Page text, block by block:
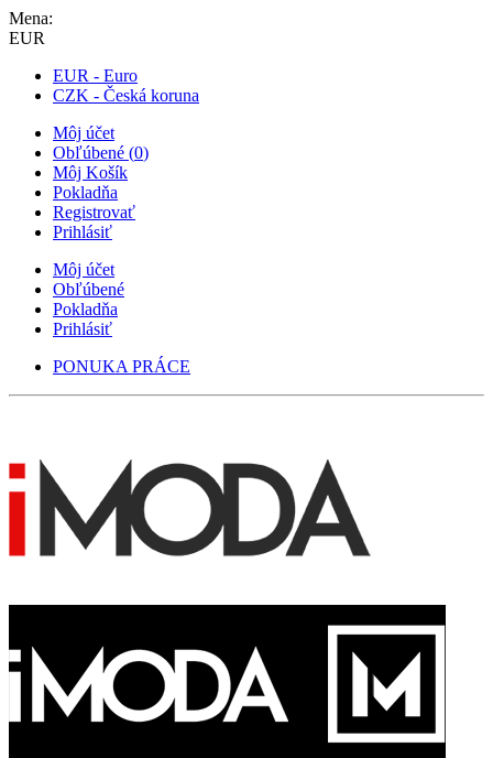
Mena:
EUR
EUR - Euro
CZK - Česká koruna
Môj účet
Obľúbené (0)
Môj Košík
Pokladňa
Registrovať
Prihlásiť
Môj účet
Obľúbené
Pokladňa
Prihlásiť
PONUKA PRÁCE